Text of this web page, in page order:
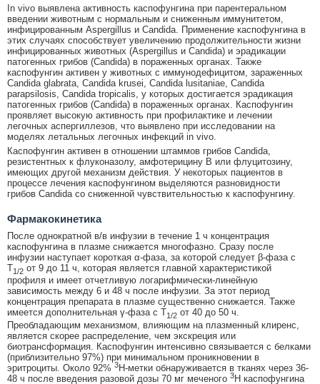
In vivo выявлена активность каспофунгина при парентеральном
введении животным с нормальным и сниженным иммунитетом,
инфицированным Aspergillus и Candida. Применение каспофунгина в
этих случаях способствует увеличению продолжительности жизни
инфицированных животных (Aspergillus и Candida) и эрадикации
патогенных грибов (Candida) в пораженных органах. Также
каспофунгин активен у животных с иммунодефицитом, зараженных
Candida glabrata, Candida krusei, Candida lusitaniae, Candida
parapsilosis, Candida tropicalis, у которых достигается эрадикация
патогенных грибов (Candida) в пораженных органах. Каспофунгин
проявляет высокую активность при профилактике и лечении
легочных аспергиллезов, что выявлено при исследовании на
моделях летальных легочных инфекций in vivo.
Каспофунгин активен в отношении штаммов грибов Candida,
резистентных к флуконазолу, амфотерицину В или флуцитозину,
имеющих другой механизм действия. У некоторых пациентов в
процессе лечения каспофунгином выделяются разновидности
грибов Candida со сниженной чувствительностью к каспофунгину.
Фармакокинетика
После однократной в/в инфузии в течение 1 ч концентрация
каспофунгина в плазме снижается многофазно. Сразу после
инфузии наступает короткая α-фаза, за которой следует β-фаза с
Т1/2 от 9 до 11 ч, которая является главной характеристикой
профиля и имеет отчетливую логарифмически-линейную
зависимость между 6 и 48 ч после инфузии. За этот период
концентрация препарата в плазме существенно снижается. Также
имеется дополнительная γ-фаза с Т1/2 от 40 до 50 ч.
Преобладающим механизмом, влияющим на плазменный клиренс,
является скорее распределение, чем экскреция или
биотрансформация. Каспофунгин интенсивно связывается с белками
(приблизительно 97%) при минимальном проникновении в
эритроциты. Около 92% 3H-метки обнаруживается в тканях через 36-
48 ч после введения разовой дозы 70 мг меченого 3H каспофунгина